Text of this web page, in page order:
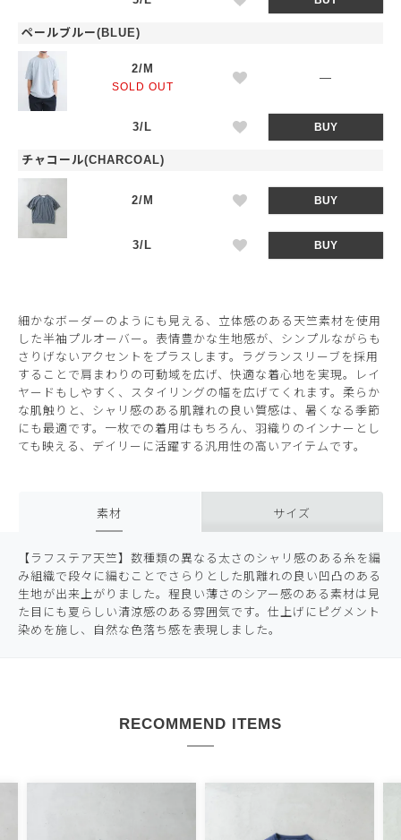
ペールブルー(BLUE)
2/M
SOLD OUT
—
3/L BUY
チャコール(CHARCOAL)
2/M BUY
3/L BUY
細かなボーダーのようにも見える、立体感のある天竺素材を使用
した半袖プルオーバー。表情豊かな生地感が、シンプルながらも
さりげないアクセントをプラスします。ラグランスリーブを採用
することで肩まわりの可動域を広げ、快適な着心地を実現。レイ
ヤードもしやすく、スタイリングの幅を広げてくれます。柔らか
な肌触りと、シャリ感のある肌離れの良い質感は、暑くなる季節
にも最適です。一枚での着用はもちろん、羽織りのインナーとし
ても映える、デイリーに活躍する汎用性の高いアイテムです。
素材 サイズ
【ラフステア天竺】数種類の異なる太さのシャリ感のある糸を編
み組織で段々に編むことでさらりとした肌離れの良い凹凸のある
生地が出来上がりました。程良い薄さのシアー感のある素材は見
た目にも夏らしい清涼感のある雰囲気です。仕上げにピグメント
染めを施し、自然な色落ち感を表現しました。
RECOMMEND ITEMS